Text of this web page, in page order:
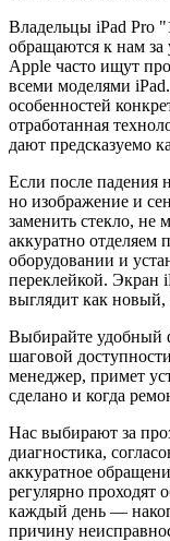
Владельцы iPad Pro
обращаются к нам
Apple часто ищут
всеми моделями
особенностей
отработанная
дают предсказуемо
Если после падения
но изображение и
заменить стекло,
аккуратно отделяем
оборудовании и
переклейкой. Экран
выглядит как новый,
Выбирайте удобный
шаговой
менеджер, примет
сделано и когда
Нас выбирают за
диагностика,
аккуратное
регулярно проходят
каждый день —
причину